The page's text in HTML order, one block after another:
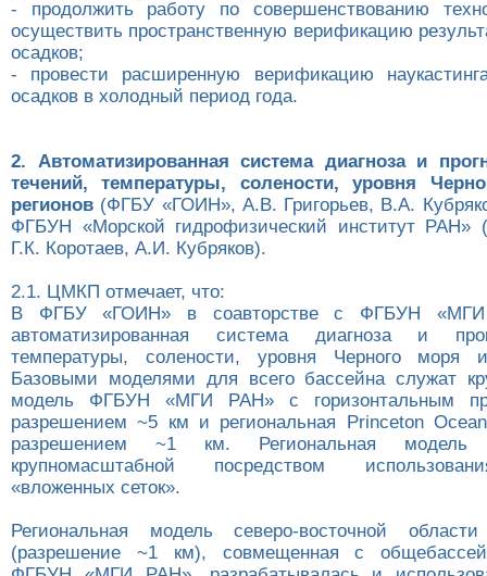
- продолжить работу по совершенствованию
осуществить пространственную верификацию
осадков;
- провести расширенную верификацию
осадков в холодный период года.
2. Автоматизированная система диагноза и
течений, температуры, солености, уровня
регионов (ФГБУ «ГОИН», А.В. Григорьев, В.А.
ФГБУН «Морской гидрофизический институт РАН»
Г.К. Коротаев, А.И. Кубряков).
2.1. ЦМКП отмечает, что:
В ФГБУ «ГОИН» в соавторстве с ФГБУН «МГИ
автоматизированная система диагноза и
температуры, солености, уровня Черного моря
Базовыми моделями для всего бассейна служат
модель ФГБУН «МГИ РАН» с горизонтальным
разрешением ~5 км и региональная Princeton
разрешением ~1 км. Региональная
крупномасштабной посредством
«вложенных сеток».
Региональная модель северо-восточной
(разрешение ~1 км), совмещенная с